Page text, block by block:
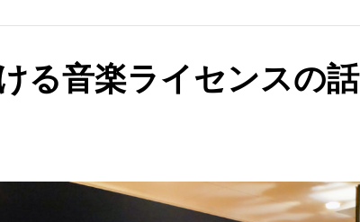
る音楽ライセンスの話